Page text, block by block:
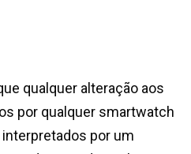
qualquer alteração aos
por qualquer smartwatch
por um